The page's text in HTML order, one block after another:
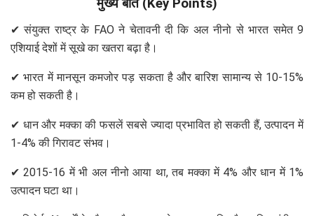
मुख्य बातें (Key Points)
✔ संयुक्त राष्ट्र के FAO ने चेतावनी दी कि अल नीनो से भारत समेत 9
एशियाई देशों में सूखे का खतरा बढ़ा है।
✔ भारत में मानसून कमजोर पड़ सकता है और बारिश सामान्य से 10-15%
कम हो सकती है।
✔ धान और मक्का की फसलें सबसे ज्यादा प्रभावित हो सकती हैं, उत्पादन में
1-4% की गिरावट संभव।
✔ 2015-16 में भी अल नीनो आया था, तब मक्का में 4% और धान में 1%
उत्पादन घटा था।